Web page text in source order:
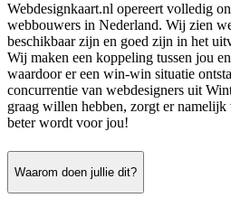
Webdesignkaart.nl opereert volledig
webbouwers in Nederland. Wij zien
beschikbaar zijn en goed zijn in het
Wij maken een koppeling tussen jou
waardoor er een win-win situatie
concurrentie van webdesigners uit
graag willen hebben, zorgt er
beter wordt voor jou!
Waarom doen jullie dit?